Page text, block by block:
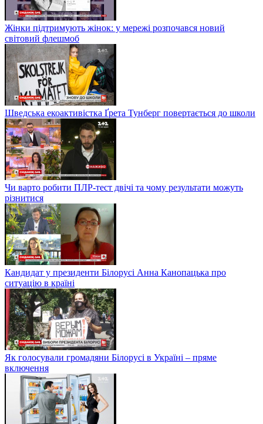
Жінки підтримують жінок: у мережі розпочався новий
світовий флешмоб
Шведська екоактивістка Ґрета Тунберг повертається до школи
Чи варто робити ПЛР-тест двічі та чому результати можуть
різнитися
Кандидат у президенти Білорусі Анна Канопацька про
ситуацію в країні
Як голосували громадяни Білорусі в Україні – пряме
включення